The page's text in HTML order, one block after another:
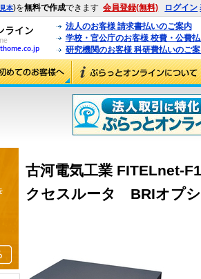
見本)を無料で作成できます 会員登録(無料) ログイン
法人のお客様 請求書払いのご案内
学校・官公庁のお客様 校費・公費
研究機関のお客様 科研費払いのご
古河電気工業 FITELnet-
クセスルータ BRIオプ